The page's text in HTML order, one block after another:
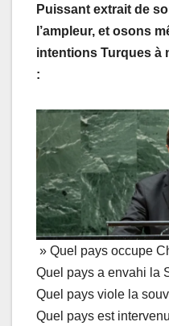
Puissant extrait de
l’ampleur, et osons
intentions Turques à
:
» Quel pays occupe
Quel pays a envahi la
Quel pays viole la
Quel pays est